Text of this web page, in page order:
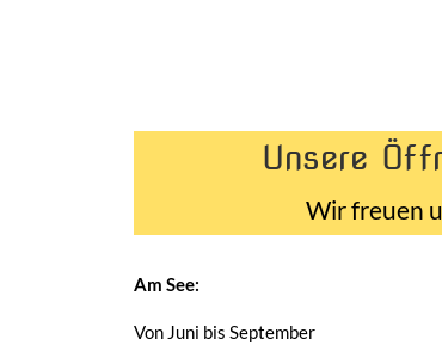
Unsere
Wir freuen
Am See:
Von Juni bis September